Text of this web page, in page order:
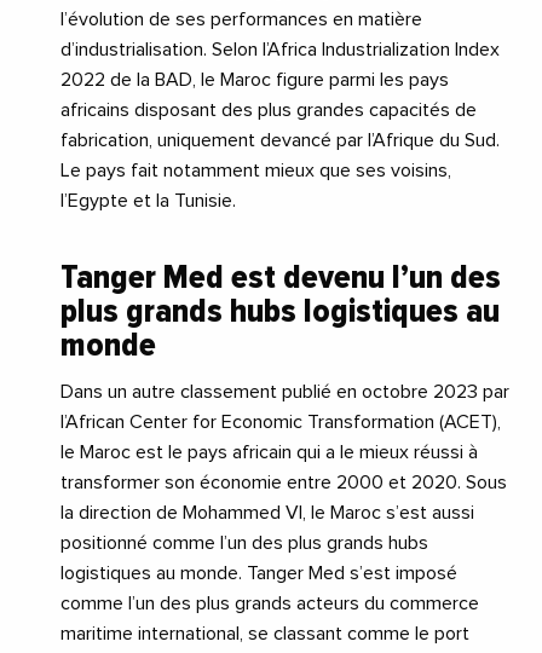
l’évolution de ses performances en matière
d’industrialisation. Selon l’Africa Industrialization Index
2022 de la BAD, le Maroc figure parmi les pays
africains disposant des plus grandes capacités de
fabrication, uniquement devancé par l’Afrique du Sud.
Le pays fait notamment mieux que ses voisins,
l’Egypte et la Tunisie.
Tanger Med est devenu l’un des
plus grands hubs logistiques au
monde
Dans un autre classement publié en octobre 2023 par
l’African Center for Economic Transformation (ACET),
le Maroc est le pays africain qui a le mieux réussi à
transformer son économie entre 2000 et 2020. Sous
la direction de Mohammed VI, le Maroc s’est aussi
positionné comme l’un des plus grands hubs
logistiques au monde. Tanger Med s’est imposé
comme l’un des plus grands acteurs du commerce
maritime international, se classant comme le port